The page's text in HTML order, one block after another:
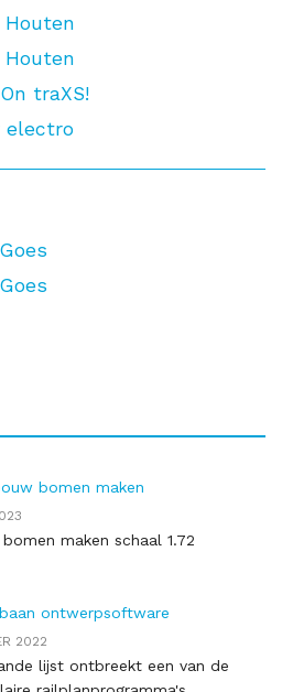
Houten
Houten
traXS!
electro
bomen maken
maken schaal 1.72
ontwerpsoftware
2022
lijst ontbreekt een van de